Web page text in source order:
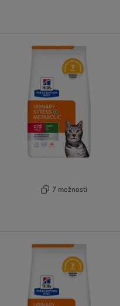
7 možnosti